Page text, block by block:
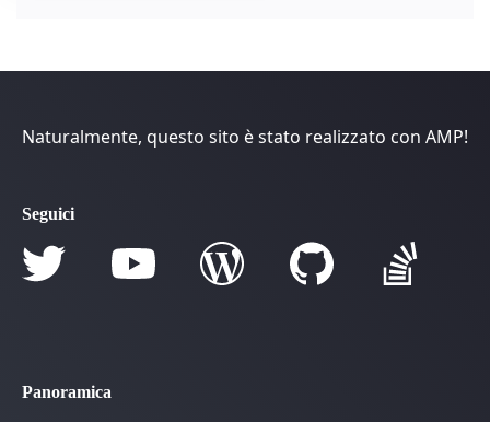
Naturalmente, questo sito è stato realizzato con AMP!
Seguici
Panoramica